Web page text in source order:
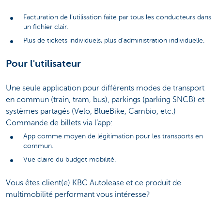
Facturation de l’utilisation faite par tous les conducteurs dans
un fichier clair.
Plus de tickets individuels, plus d’administration individuelle.
Pour l'utilisateur
Une seule application pour différents modes de transport
en commun (train, tram, bus), parkings (parking SNCB) et
systèmes partagés (Velo, BlueBike, Cambio, etc.)
Commande de billets via l’app:
App comme moyen de légitimation pour les transports en
commun.
Vue claire du budget mobilité.
Vous êtes client(e) KBC Autolease et ce produit de
multimobilité performant vous intéresse?